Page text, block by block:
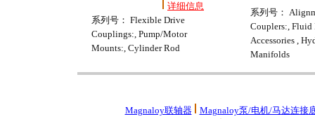
详细信息
系列号： Flexible Drive
Couplings:, Pump/Motor
Mounts:, Cylinder Rod
系列号：
Couplers:, Fluid
Accessories ,
Manifolds
Magnaloy联轴器
Magnaloy泵/电机/马达连接